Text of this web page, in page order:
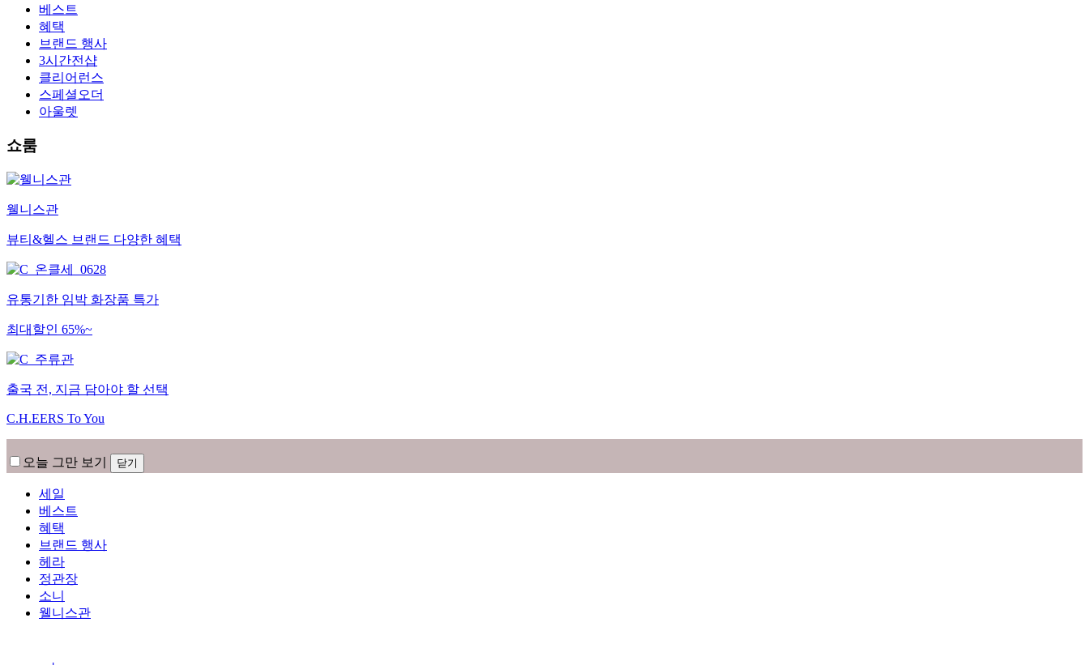
베스트
혜택
브랜드 행사
3시간전샵
클리어런스
스페셜오더
아울렛
쇼룸
웰니스관
뷰티&헬스 브랜드 다양한 혜택
유통기한 임박 화장품 특가
최대할인 65%~
출국 전, 지금 담아야 할 선택
C.H.EERS To You
오늘 그만 보기 닫기
세일
베스트
혜택
브랜드 행사
헤라
정관장
소니
웰니스관